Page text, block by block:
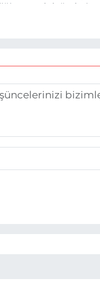
temel değerlerine
gündemini en doğru